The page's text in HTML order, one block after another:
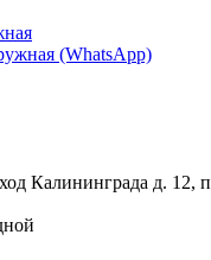
(WhatsApp)
Калининграда д. 12,